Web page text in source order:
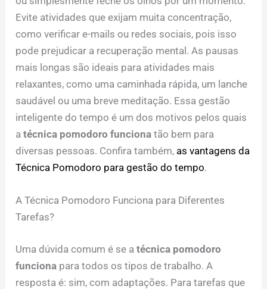
Evite atividades que exijam muita concentração,
como verificar e-mails ou redes sociais, pois isso
pode prejudicar a recuperação mental. As pausas
mais longas são ideais para atividades mais
relaxantes, como uma caminhada rápida, um lanche
saudável ou uma breve meditação. Essa gestão
inteligente do tempo é um dos motivos pelos quais
atécnica pomodoro funciona tão bem para
diversas pessoas. Confira também, as vantagens da
Técnica Pomodoro para gestão do tempo.
A Técnica Pomodoro Funciona para Diferentes
Tarefas?
Uma dúvida comum é se atécnica pomodoro
funciona para todos os tipos de trabalho. A
resposta é: sim, com adaptações. Para tarefas que